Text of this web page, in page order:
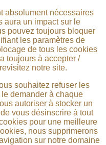
absolument nécessaires
aura un impact sur le
pouvez toujours bloquer
les paramètres de
de tous les cookies
toujours à accepter /
notre site.
souhaitez refuser les
demander à chaque
autoriser à stocker un
vous désinscrire à tout
pour une meilleure
nous supprimerons
sur notre domaine